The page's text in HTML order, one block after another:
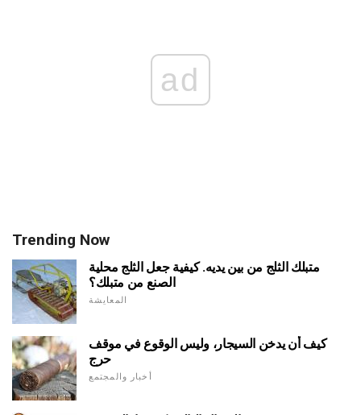
ad
Trending Now
متبلك الثلج من بين يديه. كيفية جعل الثلج محلية
الصنع من متبلك؟
المعايشة
كيف أن يدخن السيجار، وليس الوقوع في موقف
حرج
أخبار والمجتمع